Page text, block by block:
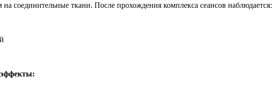
соединительные ткани. После прохождения комплекса сеансов наблюдается:
эффекты: